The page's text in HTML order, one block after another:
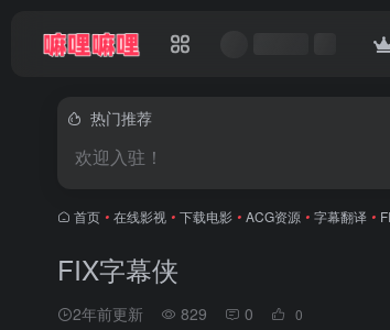
热门推荐
欢迎入驻！
首页 • 在线影视 • 下载电影 • ACG资源 • 字幕翻译 •
FIX字幕侠
2年前更新 829 0 0